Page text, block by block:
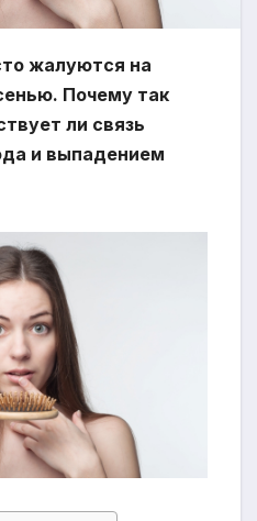
жалуются на
Почему так
ли связь
и выпадением